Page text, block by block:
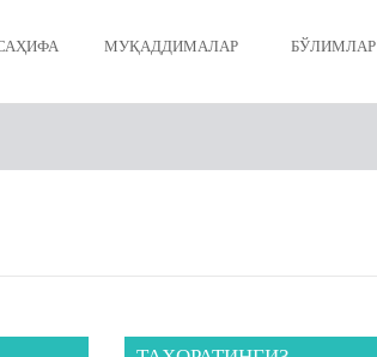
МУҚАДДИМАЛАР БЎЛИМЛАР